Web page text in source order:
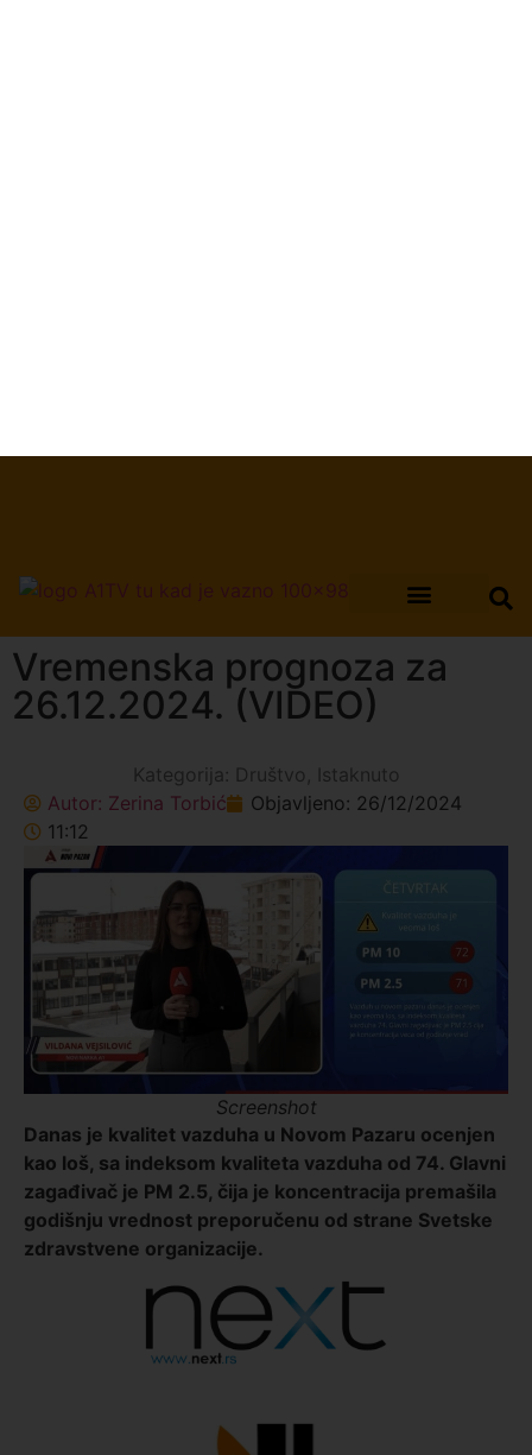
Vremenska prognoza za
26.12.2024. (VIDEO)
Kategorija: Društvo , Istaknuto
Autor: Zerina Torbić Objavljeno: 26/12/2024
11:12
Screenshot
Danas je kvalitet vazduha u Novom Pazaru ocenjen
kao loš, sa indeksom kvaliteta vazduha od 74. Glavni
zagađivač je PM 2.5, čija je koncentracija premašila
godišnju vrednost preporučenu od strane Svetske
zdravstvene organizacije.